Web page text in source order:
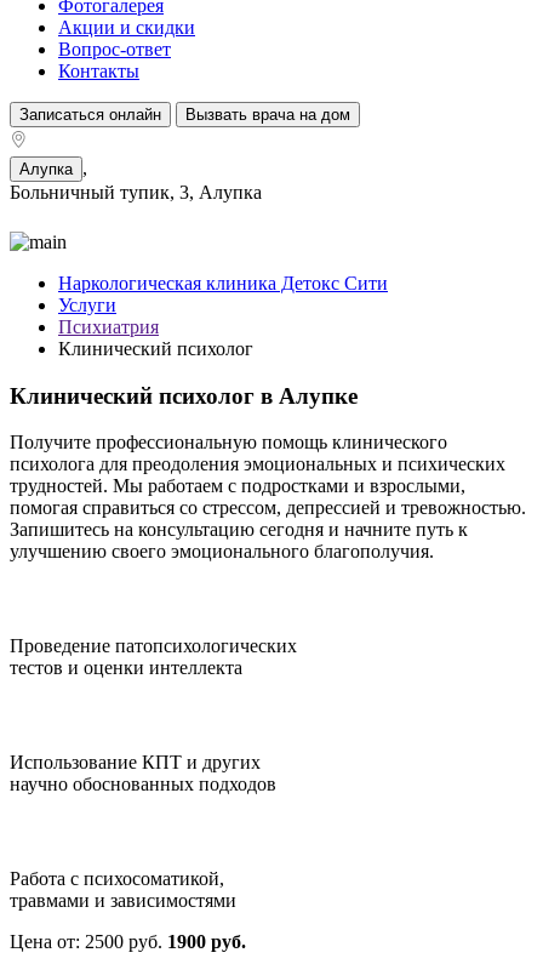
Фотогалерея
Акции и скидки
Вопрос-ответ
Контакты
Записаться онлайн Вызвать врача на дом
Алупка ,
Больничный тупик, 3, Алупка
Наркологическая клиника Детокс Сити
Услуги
Психиатрия
Клинический психолог
Клинический психолог в Алупке
Получите профессиональную помощь клинического
психолога для преодоления эмоциональных и психических
трудностей. Мы работаем с подростками и взрослыми,
помогая справиться со стрессом, депрессией и тревожностью.
Запишитесь на консультацию сегодня и начните путь к
улучшению своего эмоционального благополучия.
Проведение патопсихологических
тестов и оценки интеллекта
Использование КПТ и других
научно обоснованных подходов
Работа с психосоматикой,
травмами и зависимостями
Цена от: 2500 руб. 1900 руб.